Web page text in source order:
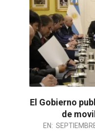
El Gobierno
de
2024-EN: